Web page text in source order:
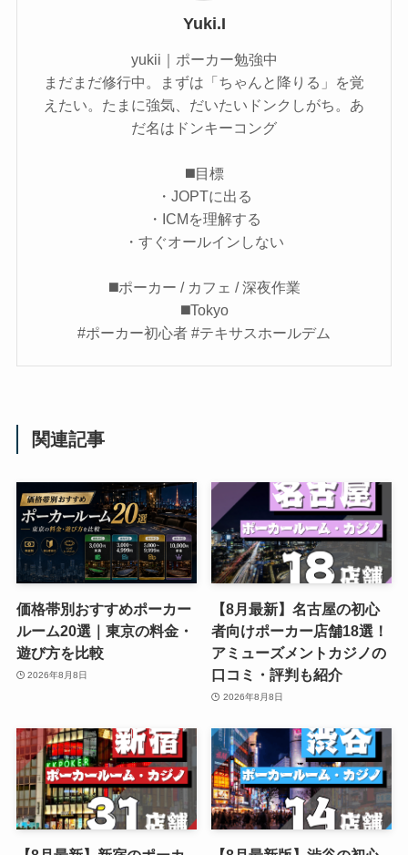
Yuki.I
yukii｜ポーカー勉強中
まだまだ修行中。まずは「ちゃんと降りる」を覚
えたい。たまに強気、だいたいドンクしがち。あ
だ名はドンキーコング
◼️目標
・JOPTに出る
・ICMを理解する
・すぐオールインしない
◼️ポーカー / カフェ / 深夜作業
◼️Tokyo
#ポーカー初心者 #テキサスホールデム
関連記事
価格帯別おすすめポーカー
ルーム20選｜東京の料金・
遊び方を比較
2026年8月8日
【8月最新】名古屋の初心
者向けポーカー店舗18選！
アミューズメントカジノの
口コミ・評判も紹介
2026年8月8日